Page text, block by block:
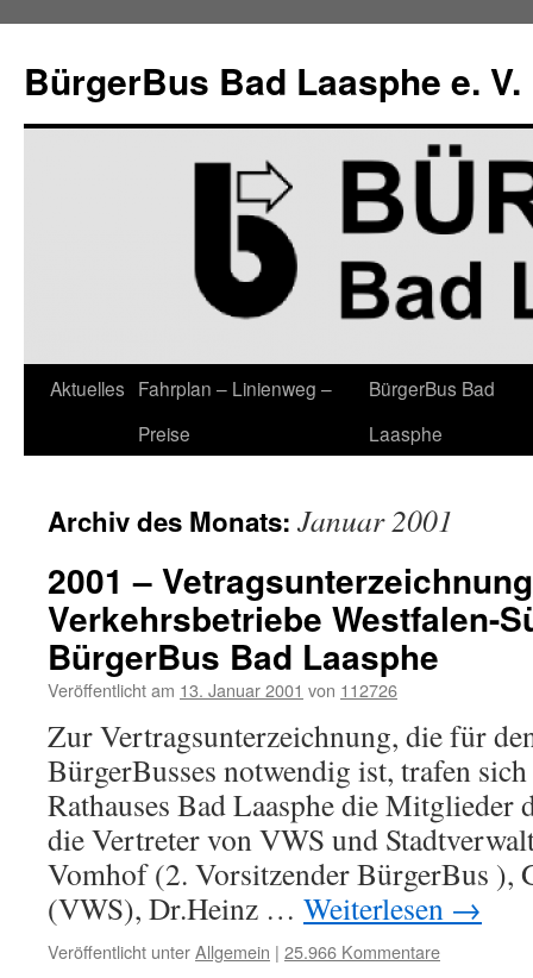
springen
BürgerBus Bad Laasphe e. V.
Aktuelles Fahrplan – Linienweg –
Preise
BürgerBus Bad
Laasphe
Archiv des Monats: Januar 2001
2001 –
Verkehrsbetriebe Westfalen-
BürgerBus Bad Laasphe
Veröffentlicht am 13. Januar 2001 von 112726
Zur Vertragsunterzeichnung, die für
BürgerBusses notwendig ist, trafen
Rathauses Bad Laasphe die Mitglieder
die Vertreter von VWS und
Vomhof (2. Vorsitzender BürgerBus ),
(VWS), Dr.Heinz … Weiterlesen →
Veröffentlicht unterAllgemein | 25.966 Kommentare